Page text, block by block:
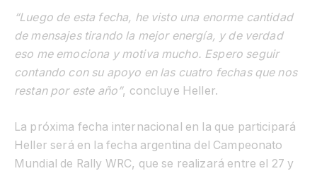
“Luego de esta fecha, he visto una enorme cantidad
de mensajes tirando la mejor energía, y de verdad
eso me emociona y motiva mucho. Espero seguir
contando con su apoyo en las cuatro fechas que nos
restan por este año”, concluye Heller.
La próxima fecha internacional en la que participará
Heller será en la fecha argentina del Campeonato
Mundial de Rally WRC, que se realizará entre el 27 y